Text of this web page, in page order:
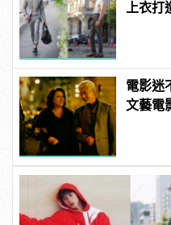
上衣
電影迷
文藝電